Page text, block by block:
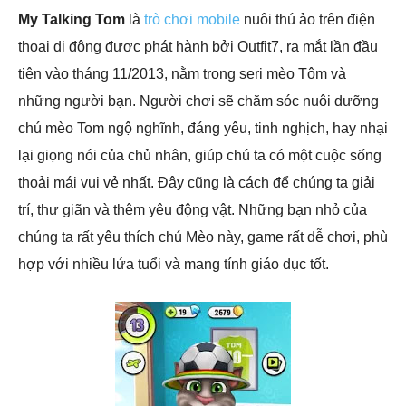
My Talking Tom là trò chơi mobile nuôi thú ảo trên điện
thoại di động được phát hành bởi Outfit7, ra mắt lần đầu
tiên vào tháng 11/2013, nằm trong seri mèo Tôm và
những người bạn. Người chơi sẽ chăm sóc nuôi dưỡng
chú mèo Tom ngộ nghĩnh, đáng yêu, tinh nghịch, hay nhại
lại giọng nói của chủ nhân, giúp chú ta có một cuộc sống
thoải mái vui vẻ nhất. Đây cũng là cách để chúng ta giải
trí, thư giãn và thêm yêu động vật. Những bạn nhỏ của
chúng ta rất yêu thích chú Mèo này, game rất dễ chơi, phù
hợp với nhiều lứa tuổi và mang tính giáo dục tốt.